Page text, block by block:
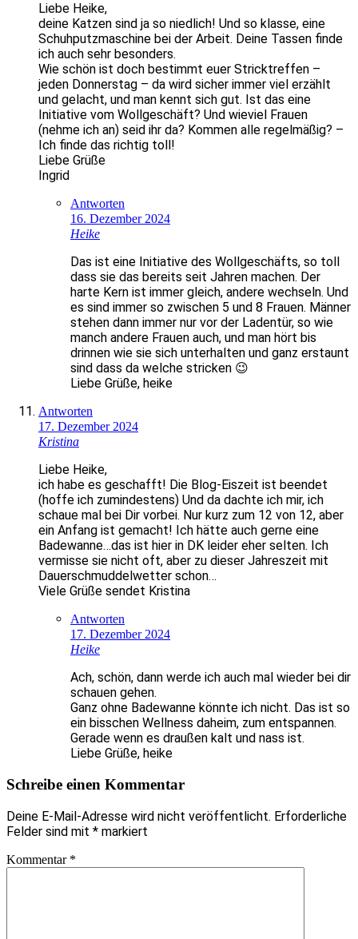
Liebe Heike,
deine Katzen sind ja so niedlich! Und so klasse, eine
Schuhputzmaschine bei der Arbeit. Deine Tassen finde
ich auch sehr besonders.
Wie schön ist doch bestimmt euer Stricktreffen –
jeden Donnerstag – da wird sicher immer viel erzählt
und gelacht, und man kennt sich gut. Ist das eine
Initiative vom Wollgeschäft? Und wieviel Frauen
(nehme ich an) seid ihr da? Kommen alle regelmäßig? –
Ich finde das richtig toll!
Liebe Grüße
Ingrid
Antworten
16. Dezember 2024
Heike
Das ist eine Initiative des Wollgeschäfts, so toll
dass sie das bereits seit Jahren machen. Der
harte Kern ist immer gleich, andere wechseln. Und
es sind immer so zwischen 5 und 8 Frauen. Männer
stehen dann immer nur vor der Ladentür, so wie
manch andere Frauen auch, und man hört bis
drinnen wie sie sich unterhalten und ganz erstaunt
sind dass da welche stricken 😉
Liebe Grüße, heike
Antworten
17. Dezember 2024
Kristina
Liebe Heike,
ich habe es geschafft! Die Blog-Eiszeit ist beendet
(hoffe ich zumindestens) Und da dachte ich mir, ich
schaue mal bei Dir vorbei. Nur kurz zum 12 von 12, aber
ein Anfang ist gemacht! Ich hätte auch gerne eine
Badewanne…das ist hier in DK leider eher selten. Ich
vermisse sie nicht oft, aber zu dieser Jahreszeit mit
Dauerschmuddelwetter schon…
Viele Grüße sendet Kristina
Antworten
17. Dezember 2024
Heike
Ach, schön, dann werde ich auch mal wieder bei dir
schauen gehen.
Ganz ohne Badewanne könnte ich nicht. Das ist so
ein bisschen Wellness daheim, zum entspannen.
Gerade wenn es draußen kalt und nass ist.
Liebe Grüße, heike
Schreibe einen Kommentar
Deine E-Mail-Adresse wird nicht veröffentlicht. Erforderliche
Felder sind mit * markiert
Kommentar *